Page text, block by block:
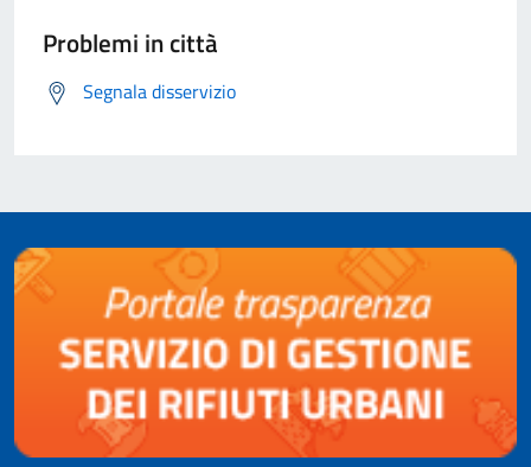
Problemi in città
Segnala disservizio